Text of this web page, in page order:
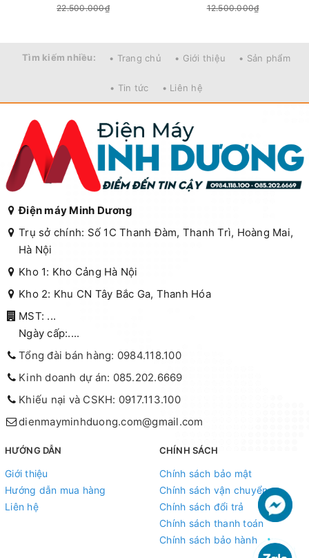
22.500.000₫ 12.500.000₫
Tìm kiếm nhiều: • Trang chủ • Giới thiệu • Sản phẩm
• Tin tức • Liên hệ
Điện máy Minh Dương
Trụ sở chính: Số 1C Thanh Đàm, Thanh Trì, Hoàng Mai,
Hà Nội
Kho 1: Kho Cảng Hà Nội
Kho 2: Khu CN Tây Bắc Ga, Thanh Hóa
MST: ...
Ngày cấp:....
Tổng đài bán hàng: 0984.118.100
Kinh doanh dự án: 085.202.6669
Khiếu nại và CSKH: 0917.113.100
dienmayminhduong.com@gmail.com
HƯỚNG DẪN
Giới thiệu
Hướng dẫn mua hàng
Liên hệ
CHÍNH SÁCH
Chính sách bảo mật
Chính sách vận chuyển
Chính sách đổi trả
Chính sách thanh toán
Chính sách bảo hành